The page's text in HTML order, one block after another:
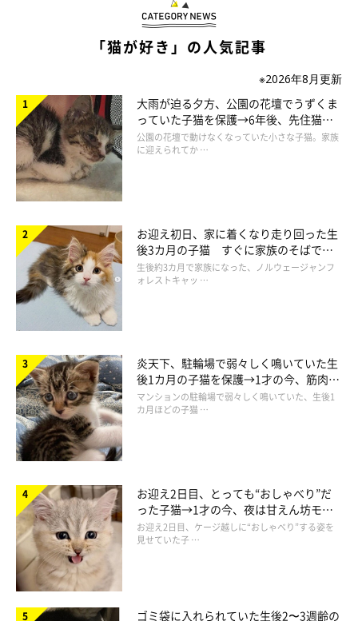
「鶏のささみを袋に入れてゴミ箱に捨てたところ、ひながいつの
まか袋を取り出していたことがありました。それ以来、ゴミ袋の
音を耳にすると、ダッシュでキッチンへやって来るようになった
のです」
このとき、ひなちゃんと目が合った飼い主さんは「また、鶏のさ
さみをを捨てないか観察しに来たのかな？」と思ったそうです
よ。
飼い主さん：
「いつもカッコよく登場しますが、たまに勢いあまって滑ってし
まうことも。このあとは、鶏のささみが無いことや、撮影されて
いることに気づいたのか、再び、猛ダッシュで逃げていきまし
「猫が好き」の人気記事
※2026年8月更新
大雨が迫る夕方、公園の花壇でうずくま
っていた子猫を保護→6年後、先住猫
と“姉妹”のような関係に
公園の花壇で動けなくなっていた小さな子猫。家族
に迎えられてか …
お迎え初日、家に着くなり走り回った生
後3カ月の子猫 すぐに家族のそばで落
ち着く姿に「迎えてよかった」
生後約3カ月で家族になった、ノルウェージャンフ
ォレストキャッ …
炎天下、駐輪場で弱々しく鳴いていた生
後1カ月の子猫を保護→1才の今、筋肉質
でツンデレなコに成長
マンションの駐輪場で弱々しく鳴いていた、生後1
カ月ほどの子猫 …
お迎え2日目、とっても“おしゃべり”だ
った子猫→1才の今、夜は甘えん坊モー
ドになるコに成長！
お迎え2日目、ケージ越しに“おしゃべり”する姿を
見せていた子 …
ゴミ袋に入れられていた生後2〜3週齢の